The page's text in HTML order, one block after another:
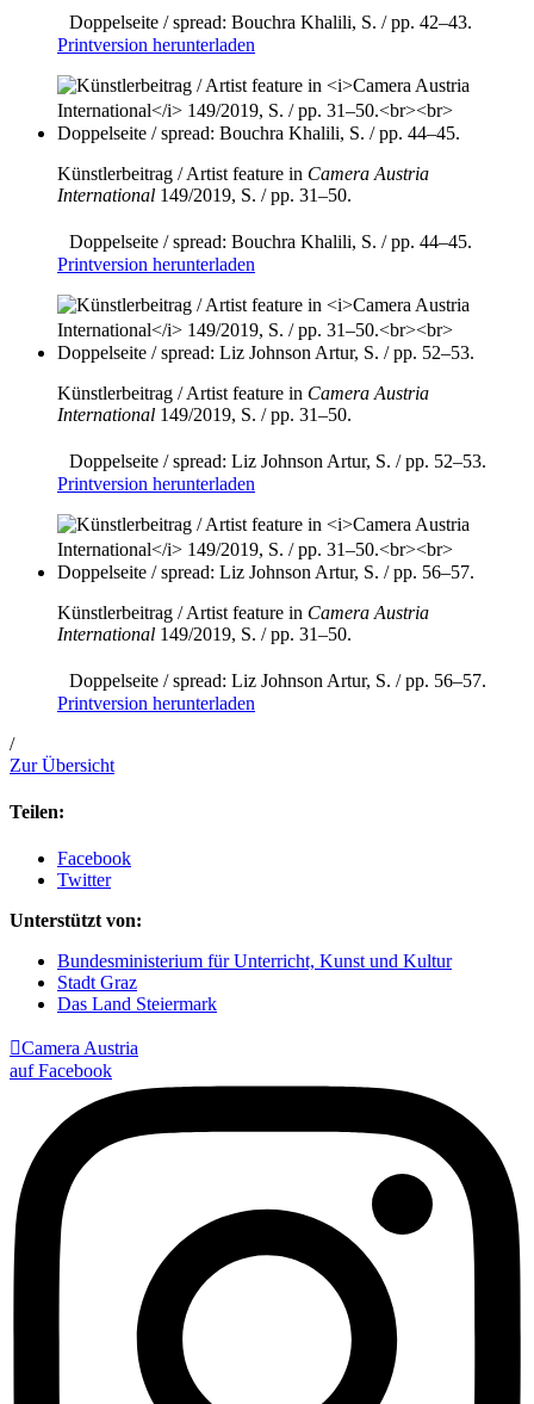
Doppelseite / spread: Bouchra Khalili, S. / pp. 42–43.
Printversion herunterladen
Künstlerbeitrag / Artist feature in Camera Austria
International 149/2019, S. / pp. 31–50.
Doppelseite / spread: Bouchra Khalili, S. / pp. 44–45.
Printversion herunterladen
Künstlerbeitrag / Artist feature in Camera Austria
International 149/2019, S. / pp. 31–50.
Doppelseite / spread: Liz Johnson Artur, S. / pp. 52–53.
Printversion herunterladen
Künstlerbeitrag / Artist feature in Camera Austria
International 149/2019, S. / pp. 31–50.
Doppelseite / spread: Liz Johnson Artur, S. / pp. 56–57.
Printversion herunterladen
/
Zur Übersicht
Teilen:
Facebook
Twitter
Unterstützt von:
Bundesministerium für Unterricht, Kunst und Kultur
Stadt Graz
Das Land Steiermark
Camera Austria
auf Facebook